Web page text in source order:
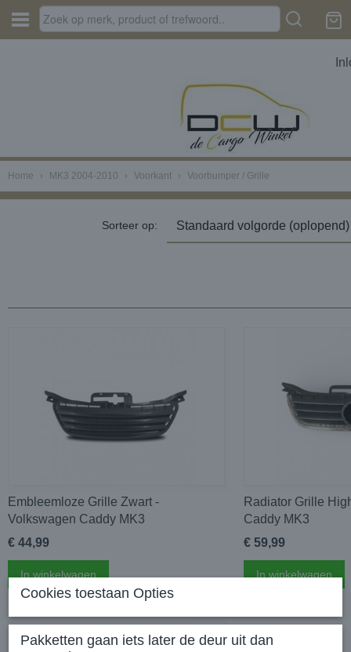
Home › MK3 2004-2010 › Voorkant › Voorbumper / Grille
Sorteer op:
Embleemloze Grille Zwart -
Volkswagen Caddy MK3
€ 44,99
In winkelwagen
Radiator Grille
Caddy MK3
€ 59,99
In winkelwagen
Cookies toestaan Opties
Pakketten gaan iets later de deur uit dan